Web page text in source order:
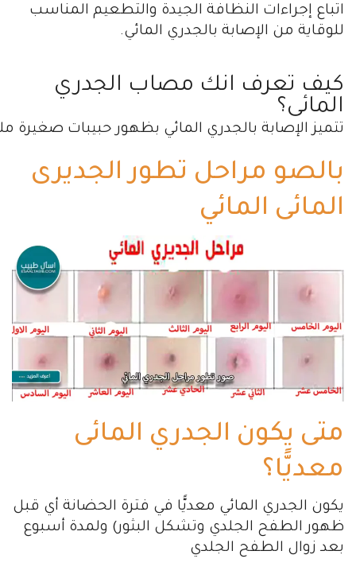
اتباع إجراءات النظافة الجيدة والتطعيم المناسب
للوقاية من الإصابة بالجدري المائي.
كيف تعرف انك مصاب الجدري
المائى؟
تتميز الإصابة بالجدري المائي بظهور حبيبات
بالصو مراحل تطور الجديرى
المائى المائي
متى يكون الجدري المائى
معديًّا؟
يكون الجدري المائي معديًّا في فترة الحضانة أي قبل
ظهور الطفح الجلدي وتشكل البثور) ولمدة أسبوع
بعد زوال الطفح الجلدي